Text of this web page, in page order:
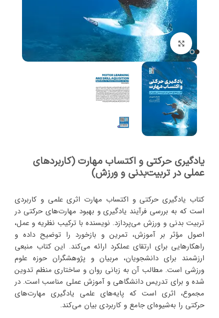
برای بزرگنمایی کلیک کنید
یادگیری حرکتی و اکتساب مهارت (کاربردهای
عملی در تربیت‌بدنی و ورزش)
کتاب یادگیری حرکتی و اکتساب مهارت اثری علمی و کاربردی
است که به بررسی فرآیند یادگیری و بهبود مهارت‌های حرکتی در
تربیت بدنی و ورزش می‌پردازد. نویسنده با ترکیب نظریه و عمل،
اصول مؤثر بر آموزش، تمرین و بازخورد را توضیح داده و
راهکارهایی برای ارتقای عملکرد ارائه می‌کند. این کتاب منبعی
ارزشمند برای دانشجویان، مربیان و پژوهشگران حوزه علوم
ورزشی است. مطالب آن به زبانی روان و ساختاری منظم تدوین
شده و برای تدریس دانشگاهی و آموزش عملی مناسب است. در
مجموع، اثری است که پایه‌های علمی یادگیری مهارت‌های
حرکتی را به‌شیوه‌ای جامع و کاربردی بیان می‌کند.